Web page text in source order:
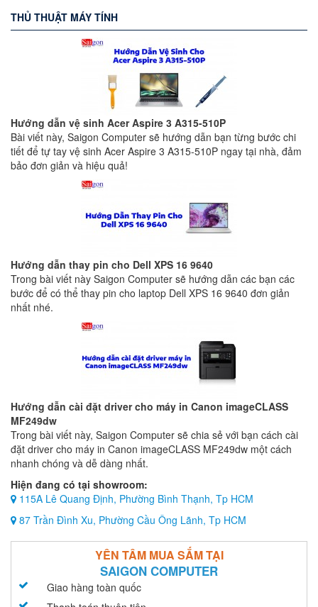
THỦ THUẬT MÁY TÍNH
Hướng dẫn vệ sinh Acer Aspire 3 A315-510P
Bài viết này, Saigon Computer sẽ hướng dẫn bạn từng bước chi
tiết để tự tay vệ sinh Acer Aspire 3 A315-510P ngay tại nhà, đảm
bảo đơn giản và hiệu quả!
Hướng dẫn thay pin cho Dell XPS 16 9640
Trong bài viết này Saigon Computer sẽ hướng dẫn các bạn các
bước để có thể thay pin cho laptop Dell XPS 16 9640 đơn giản
nhất nhé.
Hướng dẫn cài đặt driver cho máy in Canon imageCLASS
MF249dw
Trong bài viết này, Saigon Computer sẽ chia sẻ với bạn cách cài
đặt driver cho máy in Canon imageCLASS MF249dw một cách
nhanh chóng và dễ dàng nhất.
Hiện đang có tại showroom:
115A Lê Quang Định, Phường Bình Thạnh, Tp HCM
87 Trần Đình Xu, Phường Cầu Ông Lãnh, Tp HCM
YÊN TÂM MUA SẮM TẠI
SAIGON COMPUTER
Giao hàng toàn quốc